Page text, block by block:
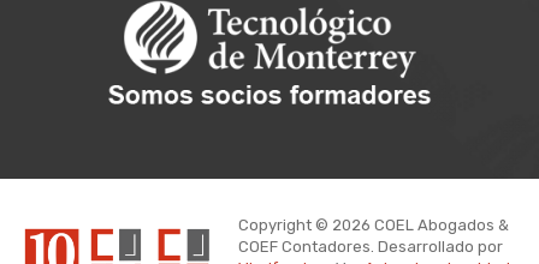
Copyright © 2026 COEL Abogados &
COEF Contadores. Desarrollado por